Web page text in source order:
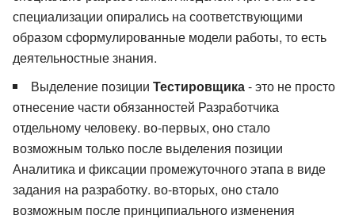
специализации опирались на соответствующими
образом сформулированные модели работы, то есть
деятельностные знания.
Выделение позиции Тестировщика- это не просто
отнесение части обязанностей Разработчика
отдельному человеку. во-первых, оно стало
возможным только после выделения позиции
Аналитика и фиксации промежуточного этапа в виде
задания на разработку. во-вторых, оно стало
возможным после принципиального изменения